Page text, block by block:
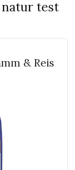
test
& Reis